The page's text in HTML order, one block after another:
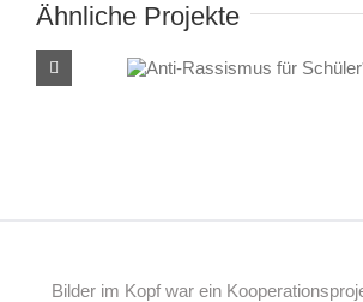
Ähnliche ProjekteAnti-Rassismus für
Schüler*innen
Bilder im Kopf war ein